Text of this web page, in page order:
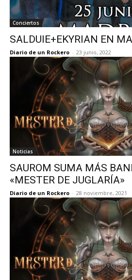
Conciertos
SALDUIE+EKYRIAN EN
Diario de un Rockero - 23 junio, 2022
Noticias
SAUROM SUMA MÁS
«MESTER DE JUGLARÍA»
Diario de un Rockero - 28 noviembre, 2021